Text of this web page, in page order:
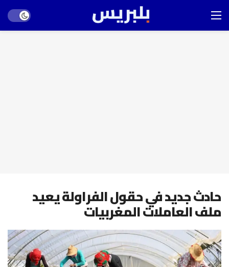
mode
حادث جديد في حقول الفراولة يعيد
ملف العاملات المغربيات